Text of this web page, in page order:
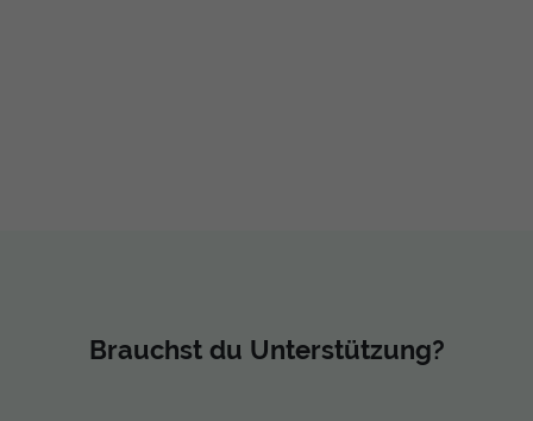
Brauchst du Unterstützung?